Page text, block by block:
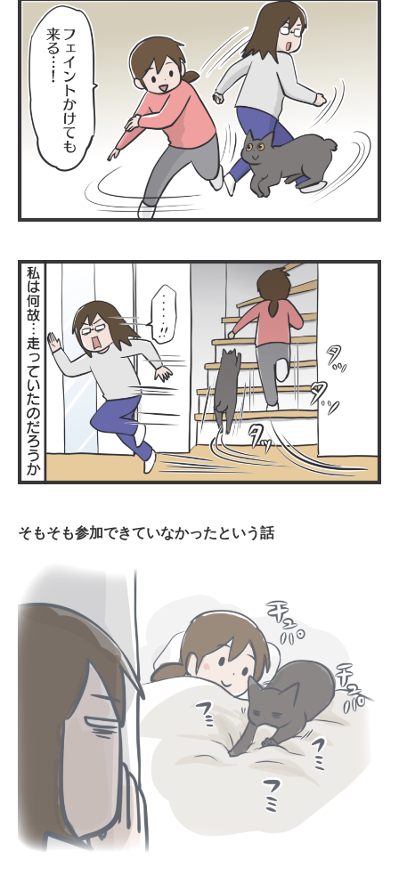
そもそも参加できていなかったという話
PECOアプリをダウンロード済みの方
アプリで開く